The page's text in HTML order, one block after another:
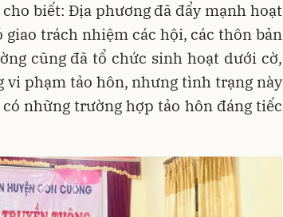
biết: Địa phương đã đẩy mạnh hoạt
trách nhiệm các hội, các thôn bản
cũng đã tổ chức sinh hoạt dưới cờ,
vi phạm tảo hôn, nhưng tình trạng này
những trường hợp tảo hôn đáng tiếc